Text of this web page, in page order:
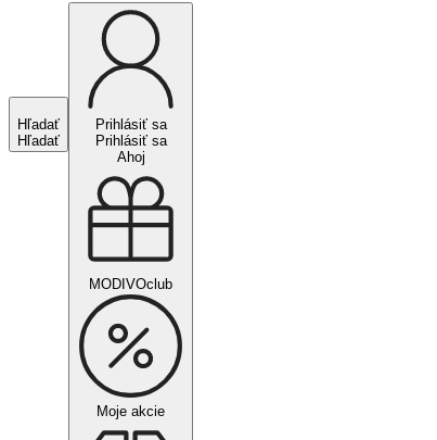
Hľadať
Hľadať
Prihlásiť sa
Prihlásiť sa
Ahoj
MODIVOclub
Moje akcie